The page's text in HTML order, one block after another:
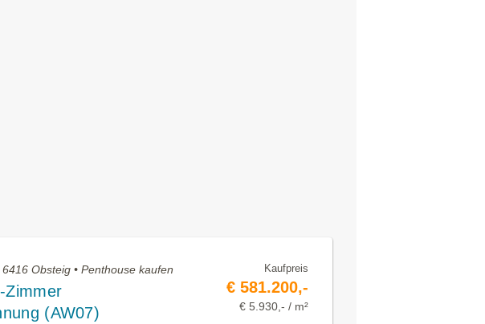
Obsteig • Penthouse kaufen
Zimmer
(AW07)
Kaufpreis
€ 581.200,-
€ 5.930,- / m²